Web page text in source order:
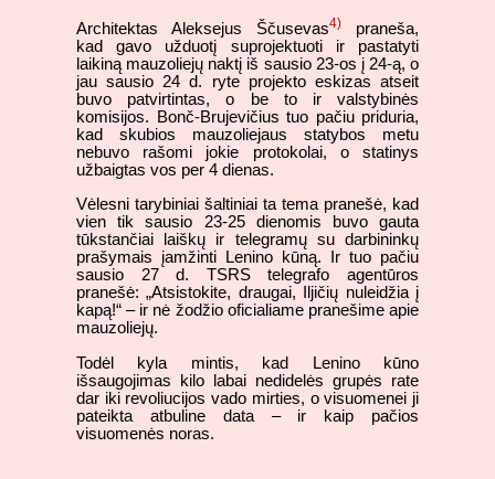
Architektas Aleksejus Ščusevas4)
praneša,
kad gavo užduotį suprojektuoti ir pastatyti
laikiną mauzoliejų naktį iš sausio 23-os į 24-ą, o
jau sausio 24 d. ryte projekto eskizas atseit
buvo patvirtintas, o be to ir valstybinės
komisijos. Bonč-Brujevičius tuo pačiu priduria,
kad skubios mauzoliejaus statybos metu
nebuvo rašomi jokie protokolai, o statinys
užbaigtas vos per 4 dienas.
Vėlesni tarybiniai šaltiniai ta tema pranešė, kad
vien tik sausio 23-25 dienomis buvo gauta
tūkstančiai laiškų ir telegramų su darbininkų
prašymais įamžinti Lenino kūną. Ir tuo pačiu
sausio 27 d. TSRS telegrafo agentūros
pranešė: „Atsistokite, draugai, Iljičių nuleidžia į
kapą!“ – ir nė žodžio oficialiame pranešime apie
mauzoliejų.
Todėl kyla mintis, kad Lenino kūno
išsaugojimas kilo labai nedidelės grupės rate
dar iki revoliucijos vado mirties, o visuomenei ji
pateikta atbuline data – ir kaip pačios
visuomenės noras.